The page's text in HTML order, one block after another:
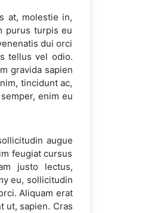
at, molestie in,
purus turpis eu
dui orci
tellus vel odio.
gravida sapien
tincidunt ac,
enim eu
augue
feugiat cursus
justo lectus,
eu, sollicitudin
Aliquam erat
ut, sapien. Cras